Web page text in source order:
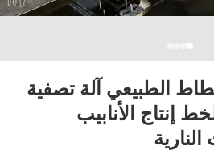
الطبيعي آلة تصفية
إنتاج الأنابيب
النارية